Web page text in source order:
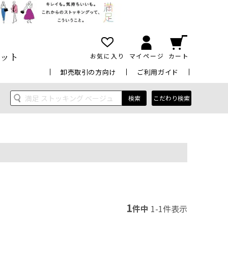
ト お気に入り マイページ カート
卸売取引の方向け ご利用ガイド
検索 こだわり検索
1件中 1-1件表示